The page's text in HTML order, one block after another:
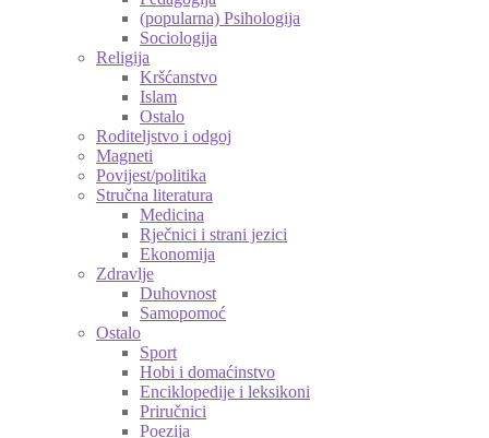
(popularna) Psihologija
Sociologija
Religija
Kršćanstvo
Islam
Ostalo
Roditeljstvo i odgoj
Magneti
Povijest/politika
Stručna literatura
Medicina
Rječnici i strani jezici
Ekonomija
Zdravlje
Duhovnost
Samopomoć
Ostalo
Sport
Hobi i domaćinstvo
Enciklopedije i leksikoni
Priručnici
Poezija